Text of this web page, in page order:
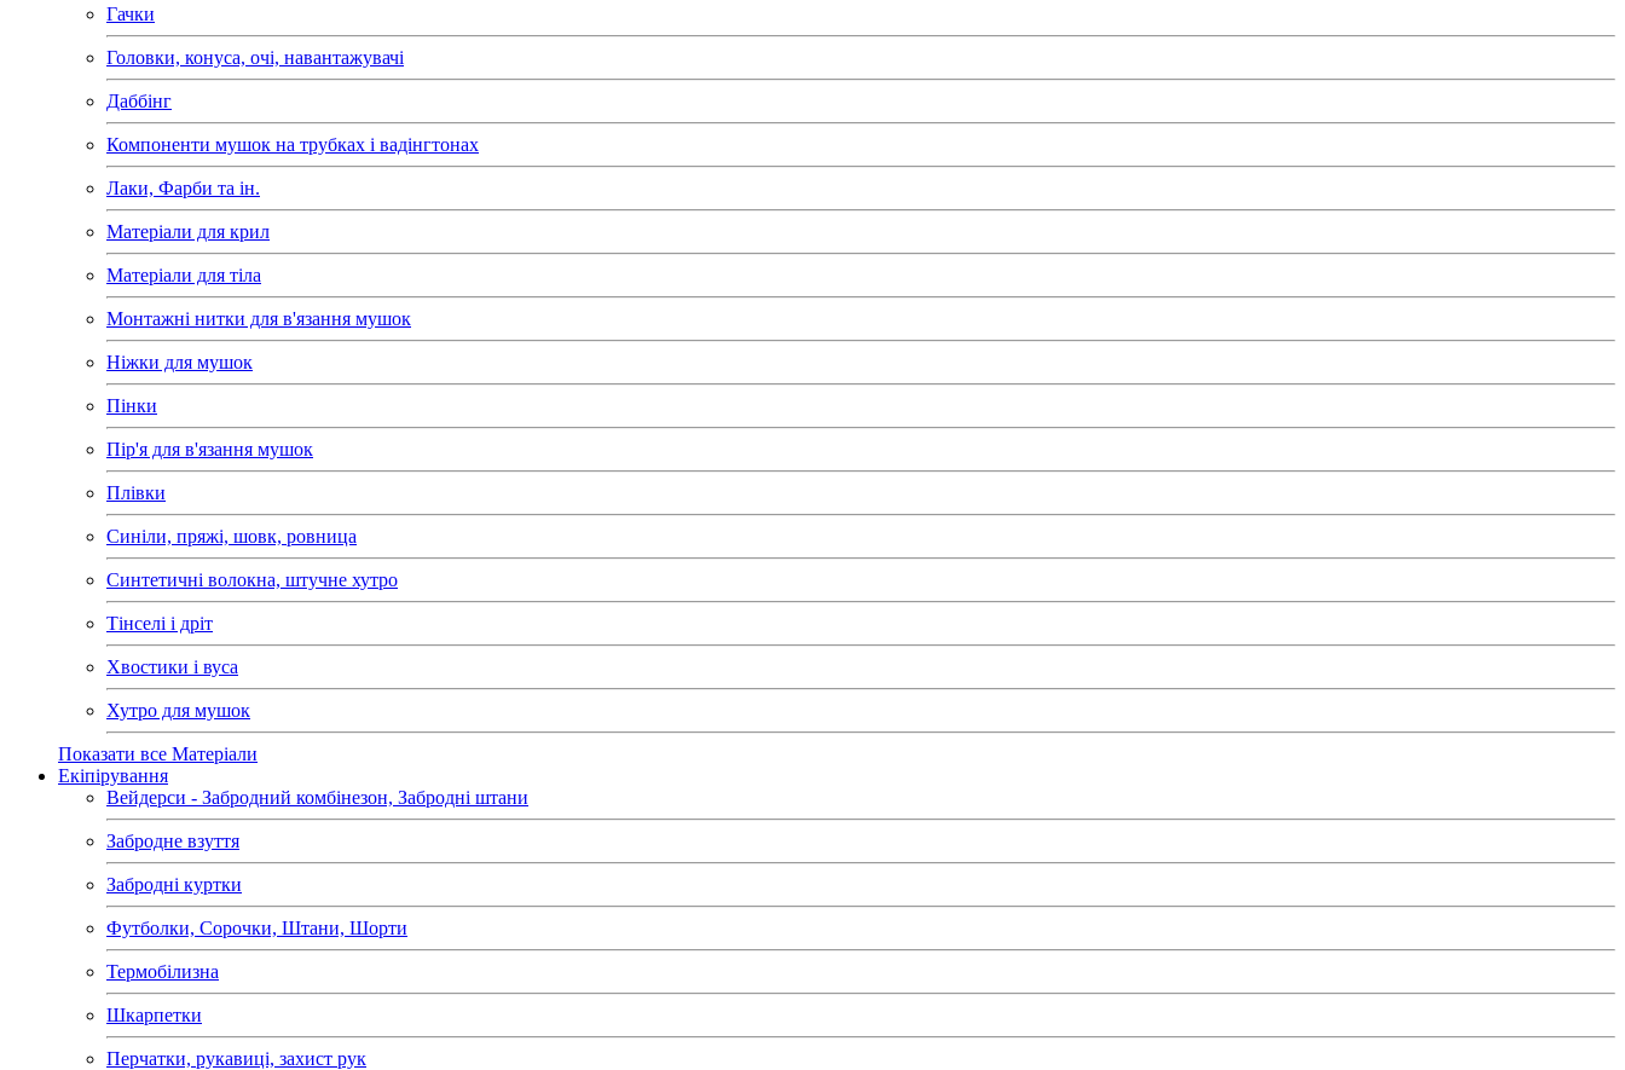
Гачки
Головки, конуса, очі, навантажувачі
Даббінг
Компоненти мушок на трубках і вадінгтонах
Лаки, Фарби та ін.
Матеріали для крил
Матеріали для тіла
Монтажні нитки для в'язання мушок
Ніжки для мушок
Пінки
Пір'я для в'язання мушок
Плівки
Синіли, пряжі, шовк, ровница
Синтетичні волокна, штучне хутро
Тінселі і дріт
Хвостики і вуса
Хутро для мушок
Показати все Матеріали
Екіпірування
Вейдерси - Забродний комбінезон, Забродні штани
Забродне взуття
Забродні куртки
Футболки, Сорочки, Штани, Шорти
Термобілизна
Шкарпетки
Перчатки, рукавиці, захист рук